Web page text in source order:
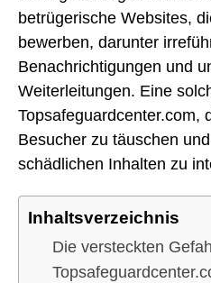
betrügerische Websites,
bewerben, darunter
Benachrichtigungen und
Weiterleitungen. Eine
Topsafeguardcenter.com,
Besucher zu täuschen
schädlichen Inhalten zu
Inhaltsverzeichnis
Die versteckten